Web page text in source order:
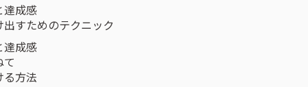
達成感
すためのテクニック
達成感
る方法